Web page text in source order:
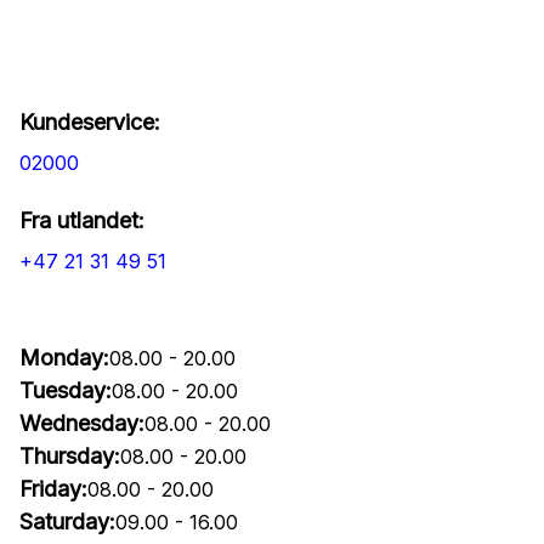
Kundeservice:
02000
Fra utlandet:
+47 21 31 49 51
Monday:08.00 - 20.00
Tuesday:08.00 - 20.00
Wednesday:08.00 - 20.00
Thursday:08.00 - 20.00
Friday:08.00 - 20.00
Saturday:09.00 - 16.00